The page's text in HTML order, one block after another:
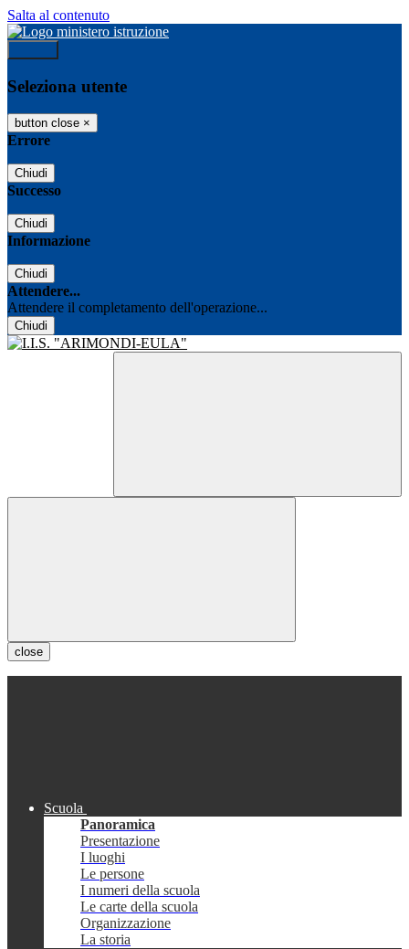
Salta al contenuto
Seleziona utente
button close ×
Errore
Chiudi
Successo
Chiudi
Informazione
Chiudi
Attendere...
Attendere il completamento dell'operazione...
Chiudi
close
Scuola
Panoramica
Presentazione
I luoghi
Le persone
I numeri della scuola
Le carte della scuola
Organizzazione
La storia